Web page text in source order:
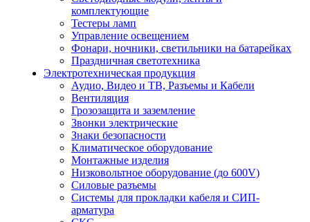
комплектующие
Тестеры ламп
Управление освещением
Фонари, ночники, светильники на батарейках
Праздничная светотехника
Электротехническая продукция
Аудио, Видео и ТВ, Разъемы и Кабели
Вентиляция
Грозозащита и заземление
Звонки электрические
Знаки безопасности
Климатическое оборудование
Монтажные изделия
Низковольтное оборудование (до 600V)
Силовые разъемы
Системы для прокладки кабеля и СИП-
арматура